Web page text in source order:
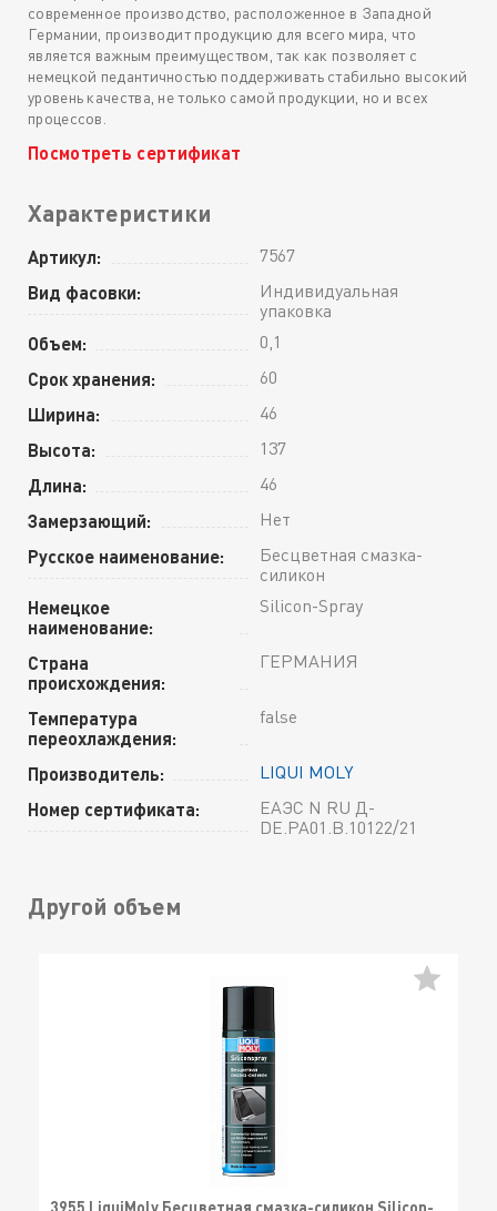
современное производство, расположенное в Западной
Германии, производит продукцию для всего мира, что
является важным преимуществом, так как позволяет с
немецкой педантичностью поддерживать стабильно высокий
уровень качества, не только самой продукции, но и всех
процессов.
Посмотреть сертификат
Характеристики
Артикул: 7567
Вид фасовки:
Индивидуальная
упаковка
Объем: 0,1
Срок хранения: 60
Ширина: 46
Высота: 137
Длина: 46
Замерзающий: Нет
Русское наименование:
Бесцветная смазка-
силикон
Немецкое
наименование:
Silicon-Spray
Страна
происхождения:
ГЕРМАНИЯ
Температура
переохлаждения:
false
Производитель: LIQUI MOLY
Номер сертификата:
ЕАЭС N RU Д-
DE.РА01.В.10122/21
Другой объем